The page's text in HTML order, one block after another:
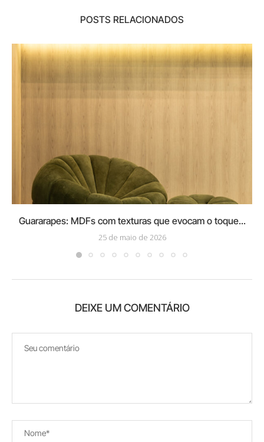
POSTS RELACIONADOS
Guararapes: MDFs com texturas que evocam o toque...
25 de maio de 2026
DEIXE UM COMENTÁRIO